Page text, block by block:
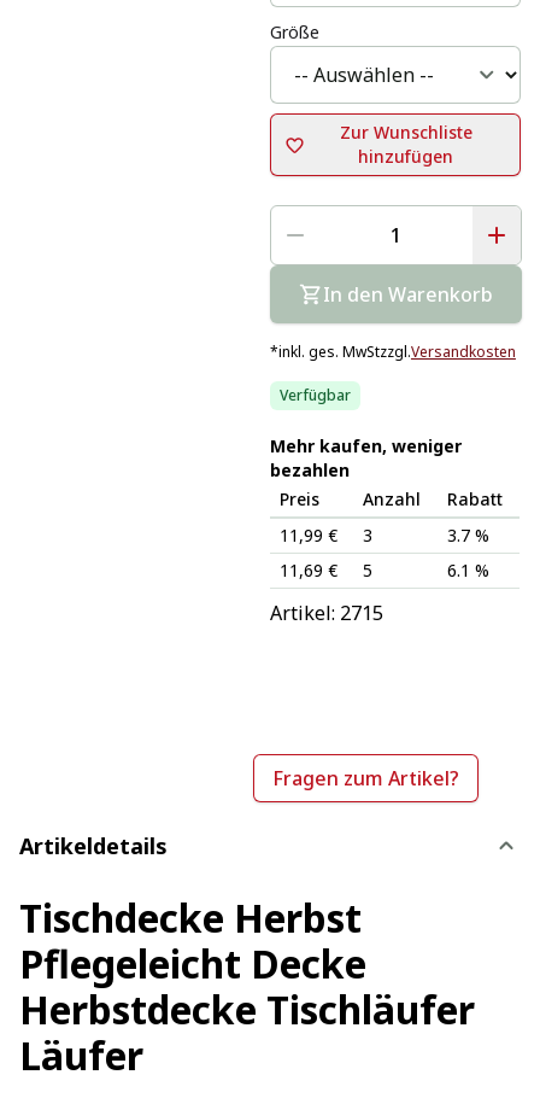
Größe
Zur Wunschliste
hinzufügen
In den Warenkorb
*inkl. ges. MwStzzgl.Versandkosten
Verfügbar
Mehr kaufen, weniger
bezahlen
Preis
Anzahl
Rabatt
11,99 €
3
3.7 %
11,69 €
5 6.1 %
Artikel: 2715
Fragen zum Artikel?
Artikeldetails
Tischdecke Herbst
Pflegeleicht Decke
Herbstdecke Tischläufer
Läufer